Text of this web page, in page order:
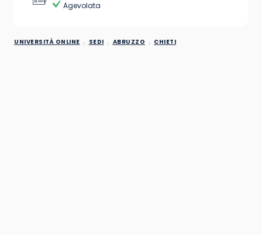
Agevolata
UNIVERSITÀ ONLINE SEDI ABRUZZO CHIETI